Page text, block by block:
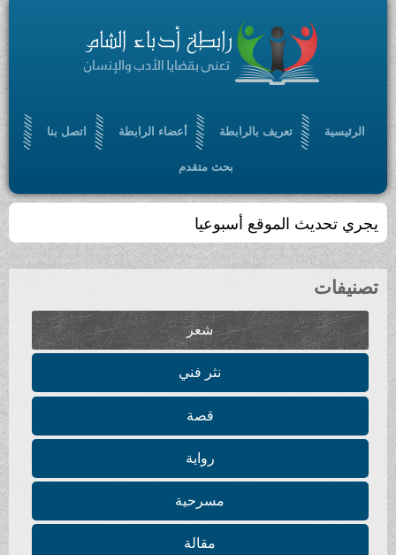
الرئيسية تعريف بالرابطة أعضاء الرابطة اتصل بنا
بحث متقدم
يجري تحديث الموقع أسبوعيا
تصنيفات
شعر
نثر فني
قصة
رواية
مسرحية
مقالة